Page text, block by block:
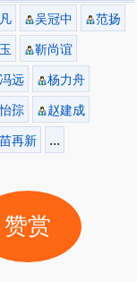
吴冠中
范扬
靳尚谊
冯远
杨力舟
孮
赵建成
苗再新 ...
赞赏